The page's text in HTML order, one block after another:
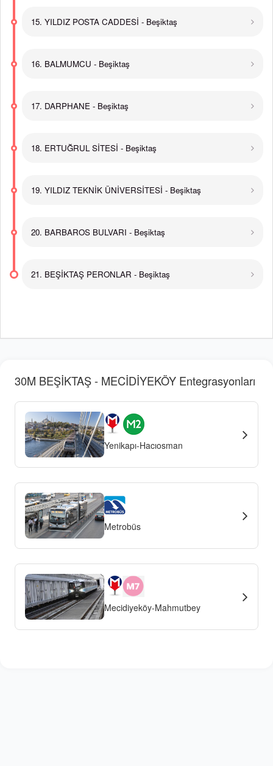
15. YILDIZ POSTA CADDESİ - Beşiktaş
16. BALMUMCU - Beşiktaş
17. DARPHANE - Beşiktaş
18. ERTUĞRUL SİTESİ - Beşiktaş
19. YILDIZ TEKNİK ÜNİVERSİTESİ - Beşiktaş
20. BARBAROS BULVARI - Beşiktaş
21. BEŞİKTAŞ PERONLAR - Beşiktaş
30M BEŞİKTAŞ - MECİDİYEKÖY Entegrasyonları
Yenikapı-Hacıosman
Metrobüs
Mecidiyeköy-Mahmutbey